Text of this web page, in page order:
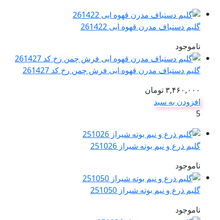
گلیم دستباف مدرن قهوه ایی 261422
ناموجود
گلیم دستباف مدرن قهوه ایی فرش چمن رخ کد 261427
۳,۴۶۰,۰۰۰تومان
افزودن به سبد
5
گلیم ذرع و نیم بوته شیراز 251026
ناموجود
گلیم ذرع و نیم بوته شیراز 251050
ناموجود